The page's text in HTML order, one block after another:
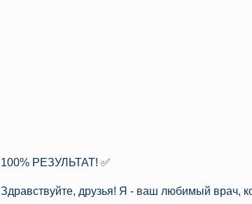
100% РЕЗУЛЬТАТ! ✅
Здравствуйте, друзья! Я - ваш любимый врач,